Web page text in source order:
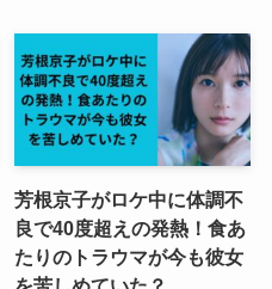
芳根京子がロケ中に体調不
良で40度超えの発熱！食あ
たりのトラウマが今も彼女